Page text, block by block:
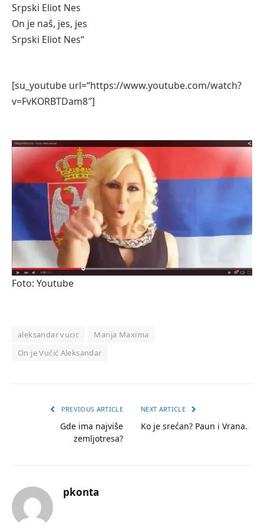
Srpski Eliot Nes
On je naš, jes, jes
Srpski Eliot Nes“
[su_youtube url=“https://www.youtube.com/watch?
v=FvKORBTDam8″]
Foto: Youtube
aleksandar vucic
Marija Maxima
On je Vučić Aleksandar
PREVIOUS ARTICLE
Gde ima najviše
zemljotresa?
NEXT ARTICLE
Ko je srećan? Paun i Vrana.
pkonta